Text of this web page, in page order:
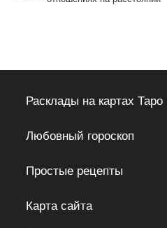
Расклады на картах Таро
Любовный гороскоп
Простые рецепты
Карта сайта